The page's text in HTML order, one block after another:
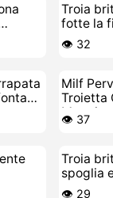
Troia
fotte la
👁️ 32
Milf
Troietta
Vicenda
👁️ 37
Troia
spoglia
cucina
👁️ 29